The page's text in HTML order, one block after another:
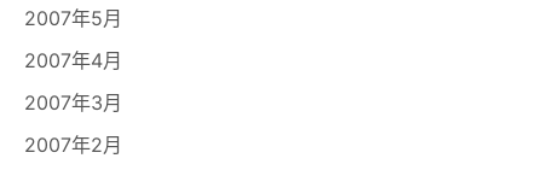
2007年5月
2007年4月
2007年3月
2007年2月